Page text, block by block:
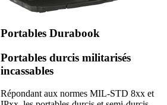
Portables Durabook
Portables durcis militarisés
incassables
Répondant aux normes MIL-STD 8xx et